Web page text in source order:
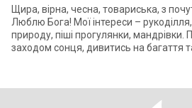
Щира, вірна, чесна, товариська, з
Люблю Бога! Мої інтереси –
природу, піші прогулянки,
заходом сонця, дивитись на багаття